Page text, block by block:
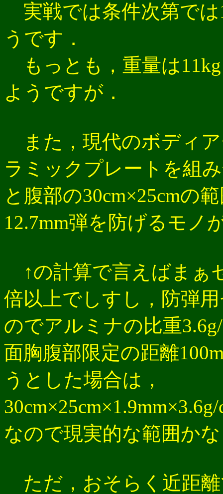
実戦では条件次第では
うです．
もっとも，重量は
ようですが．
また，現代のボディ
ラミックプレートを組
と腹部の30cm×25cmの
12.7mm弾を防げるモノ
↑の計算で言えばまぁ
倍以上でしすし，防弾
のでアルミナの比重
面胸腹部限定の距離
うとした場合は，
なので現実的な範囲か
ただ，おそらく近距